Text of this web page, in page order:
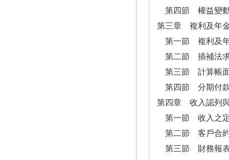
第四節 權益變
第三章 複利及年
第一節 複利及
第二節 插補法求
第三節 計算帳面
第四節 分期付
第四章 收入認列
第一節 收入之定
第二節 客戶合約
第三節 財務報